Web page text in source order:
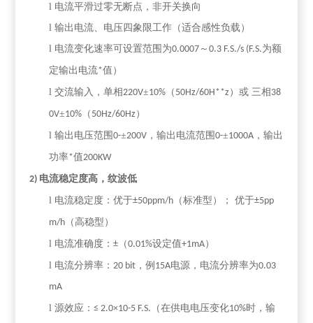
l 电流平滑过零无断点，非开关换向
l输出电流、电压四象限工作（适合感性负载）
l 电流变化速率可设置范围为0.0007 ～0.3 F.S./s (F.S.为额
定输出电流*值）
l交流输入，单相220V±10% （ 50Hz/60H**z ）或 三相 38
0V±10% （ 50Hz/60Hz ）
l输出电压范围0-±200V ，输出电流范围0-±1000A ，输出
功率*值200KW
2) 电流稳定度高，纹波低
l 电流稳定度：优于±50ppm/h （标准型）； 优于±5pp
m/h （高稳型）
l 电流准确度：± （0.01%设定值+1mA）
l 电流分辨率：20 bit ，例 15A电源，电流分辨率为0.03
mA
l源效应：≤ 2.0×10-5 F.S. （在供电电压变化10%时，输